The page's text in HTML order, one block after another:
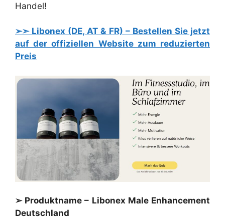
Handel!
➢➣ Libonex (DE, AT & FR) – Bestellen Sie jetzt
auf der offiziellen Website zum reduzierten
Preis
➢ Produktname – Libonex Male Enhancement
Deutschland